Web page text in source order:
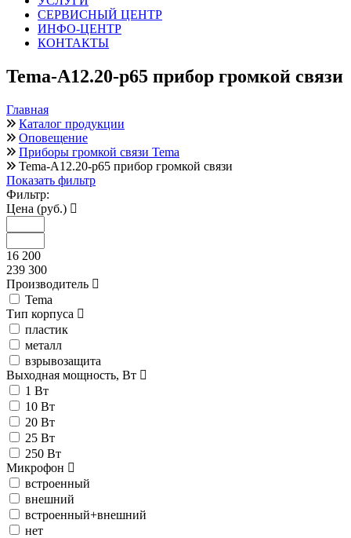
СЕРВИСНЫЙ ЦЕНТР
ИНФО-ЦЕНТР
КОНТАКТЫ
Tema-A12.20-p65 прибор громкой связи
Главная
Каталог продукции
Оповещение
Приборы громкой связи Tema
Tema-A12.20-p65 прибор громкой связи
Показать фильтр
Фильтр:
Цена (руб.)
16 200
239 300
Производитель
Tema
Тип корпуса
пластик
металл
взрывозащита
Выходная мощность, Вт
1 Вт
10 Вт
20 Вт
25 Вт
250 Вт
Микрофон
встроенный
внешний
встроенный+внешний
нет